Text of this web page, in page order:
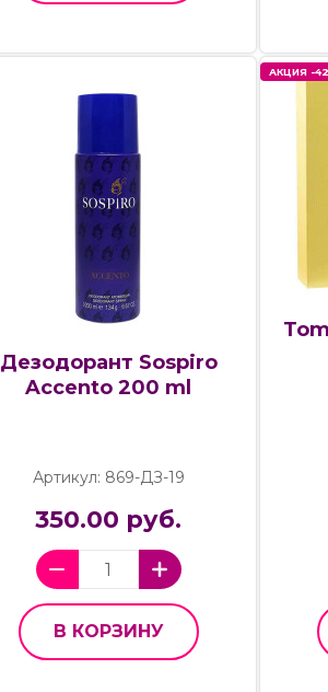
Дезодорант Sospiro
Accento 200 ml
Артикул: 869-ДЗ-19
350.00 руб.
В КОРЗИНУ
АКЦИЯ -